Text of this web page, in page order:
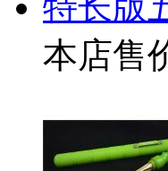
本店售